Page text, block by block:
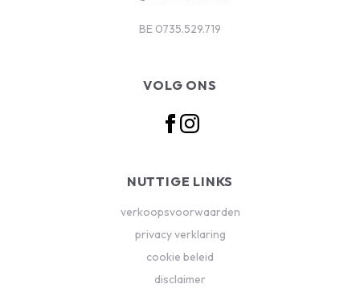
BE 0735.529.719
VOLG ONS
NUTTIGE LINKS
verkoopsvoorwaarden
privacy verklaring
cookie beleid
disclaimer